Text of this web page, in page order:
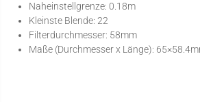
Naheinstellgrenze: 0.18m
Kleinste Blende: 22
Filterdurchmesser: 58mm
Maße (Durchmesser x Länge):